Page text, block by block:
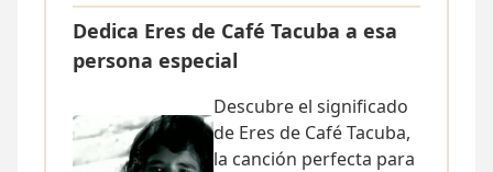
Dedica Eres de Café Tacuba a esa
persona especial
Descubre el significado
de Eres de Café Tacuba,
la canción perfecta para